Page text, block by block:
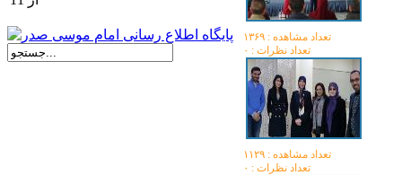
تعداد مشاهده :‌ ۱۳۶۹
تعداد نظرات : ۰
تعداد مشاهده :‌ ۱۱۲۹
تعداد نظرات : ۰